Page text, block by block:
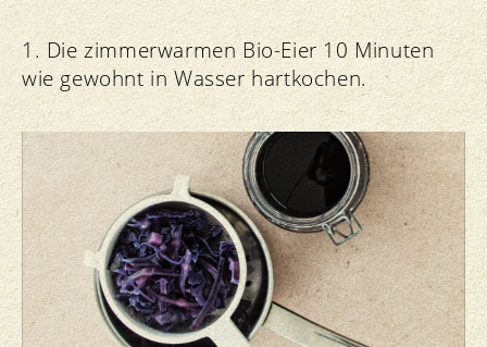
1. Die zimmerwarmen Bio-Eier 10 Minuten
wie gewohnt in Wasser hartkochen.